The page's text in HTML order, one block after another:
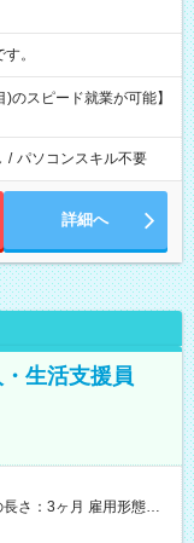
す。
のスピード就業が可能】
/ パソコンスキル不要
詳細へ
生活支援員
長さ：3ヶ月 雇用形態、